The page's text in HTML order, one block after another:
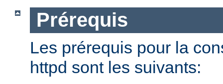
Prérequis
Les prérequis pour la
httpd sont les suivants: